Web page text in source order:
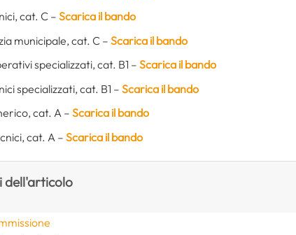
cat. C – Scarica il bando
municipale, cat. C – Scarica il bando
specializzati, cat. B1 –Scarica il bando
specializzati, cat. B1 – Scarica il bando
cat. A – Scarica il bando
cat. A –Scarica il bando
dell'articolo